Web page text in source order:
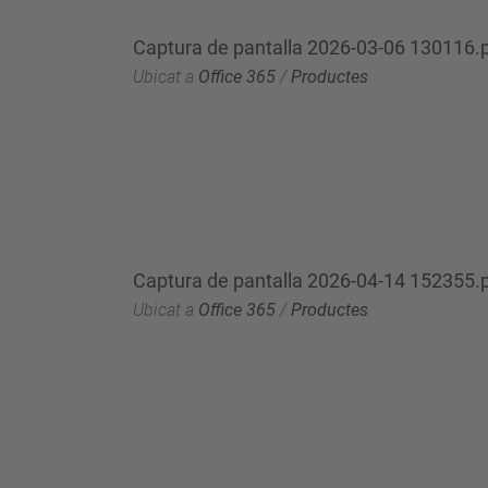
Captura de pantalla 2026-03-06
Ubicat a Office 365 / Productes
Captura de pantalla 2026-04-14
Ubicat a Office 365 /Productes